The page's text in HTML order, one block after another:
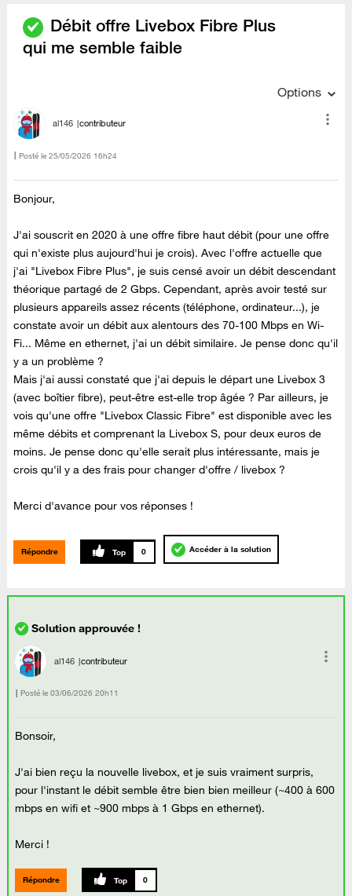
Débit offre Livebox Fibre Plus
qui me semble faible
Options
al146 contributeur
Posté le ‎25/05/2026 16h24
Bonjour,
J'ai souscrit en 2020 à une offre fibre haut débit (pour une offre
qui n'existe plus aujourd'hui je crois). Avec l'offre actuelle que
j'ai "Livebox Fibre Plus", je suis censé avoir un débit descendant
théorique partagé de 2 Gbps. Cependant, après avoir testé sur
plusieurs appareils assez récents (téléphone, ordinateur...), je
constate avoir un débit aux alentours des 70-100 Mbps en Wi-
Fi... Même en ethernet, j'ai un débit similaire. Je pense donc qu'il
y a un problème ?
Mais j'ai aussi constaté que j'ai depuis le départ une Livebox 3
(avec boîtier fibre), peut-être est-elle trop âgée ? Par ailleurs, je
vois qu'une offre "Livebox Classic Fibre" est disponible avec les
même débits et comprenant la Livebox S, pour deux euros de
moins. Je pense donc qu'elle serait plus intéressante, mais je
crois qu'il y a des frais pour changer d'offre / livebox ?
Merci d'avance pour vos réponses !
Répondre 0 Accéder à la solution
al146 contributeur
Posté le ‎03/06/2026 20h11
Bonsoir,
J'ai bien reçu la nouvelle livebox, et je suis vraiment surpris,
pour l'instant le débit semble être bien bien meilleur (~400 à 600
mbps en wifi et ~900 mbps à 1 Gbps en ethernet).
Merci !
Répondre 0